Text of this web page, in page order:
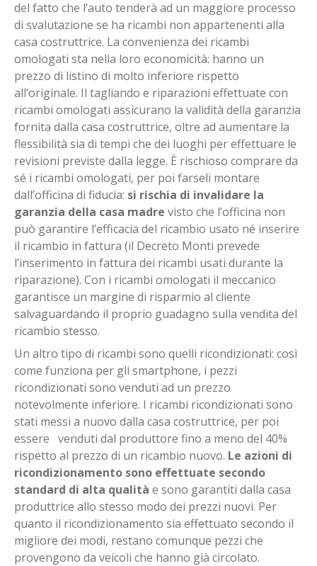
del fatto che l’auto tenderà ad un maggiore processo
di svalutazione se ha ricambi non appartenenti alla
casa costruttrice. La convenienza dei ricambi
omologati sta nella loro economicità: hanno un
prezzo di listino di molto inferiore rispetto
all’originale. Il tagliando e riparazioni effettuate con
ricambi omologati assicurano la validità della garanzia
fornita dalla casa costruttrice, oltre ad aumentare la
flessibilità sia di tempi che dei luoghi per effettuare le
revisioni previste dalla legge. È rischioso comprare da
sé i ricambi omologati, per poi farseli montare
dall’officina di fiducia: si rischia di invalidare la
garanzia della casa madre visto che l’officina non
può garantire l’efficacia del ricambio usato né inserire
il ricambio in fattura (il Decreto Monti prevede
l’inserimento in fattura dei ricambi usati durante la
riparazione). Con i ricambi omologati il meccanico
garantisce un margine di risparmio al cliente
salvaguardando il proprio guadagno sulla vendita del
ricambio stesso.
Un altro tipo di ricambi sono quelli ricondizionati: così
come funziona per gli smartphone, i pezzi
ricondizionati sono venduti ad un prezzo
notevolmente inferiore. I ricambi ricondizionati sono
stati messi a nuovo dalla casa costruttrice, per poi
essere venduti dal produttore fino a meno del 40%
rispetto al prezzo di un ricambio nuovo. Le azioni di
ricondizionamento sono effettuate secondo
standard di alta qualità e sono garantiti dalla casa
produttrice allo stesso modo dei prezzi nuovi. Per
quanto il ricondizionamento sia effettuato secondo il
migliore dei modi, restano comunque pezzi che
provengono da veicoli che hanno già circolato.